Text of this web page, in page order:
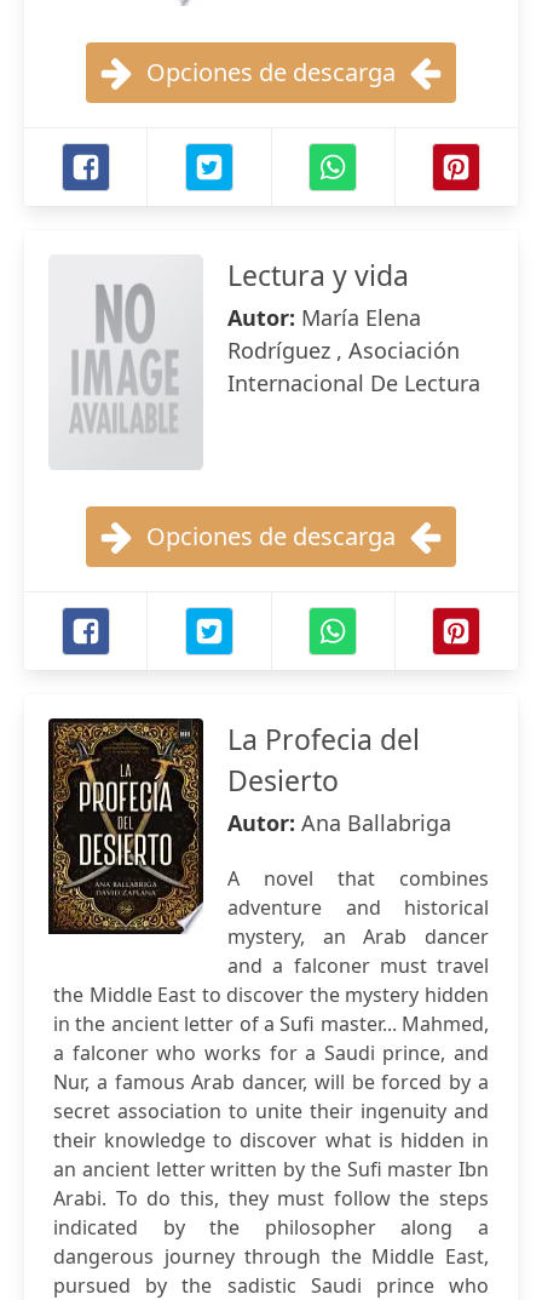
Opciones de descarga
Lectura y vida
Autor: María Elena
Rodríguez , Asociación
Internacional De Lectura
Opciones de descarga
La Profecia del
Desierto
Autor: Ana Ballabriga
A novel that combines
adventure and historical
mystery, an Arab dancer
and a falconer must travel
the Middle East to discover the mystery hidden
in the ancient letter of a Sufi master... Mahmed,
a falconer who works for a Saudi prince, and
Nur, a famous Arab dancer, will be forced by a
secret association to unite their ingenuity and
their knowledge to discover what is hidden in
an ancient letter written by the Sufi master Ibn
Arabi. To do this, they must follow the steps
indicated by the philosopher along a
dangerous journey through the Middle East,
pursued by the sadistic Saudi prince who